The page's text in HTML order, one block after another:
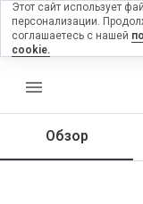
menu
Обзор
на
Как бы
Этот сайт использует
персонализации.
соглашаетесь с нашей
cookie.